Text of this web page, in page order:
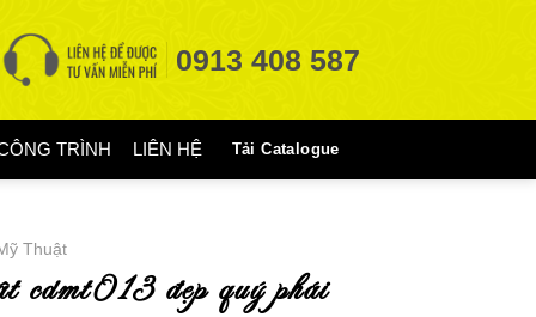
0913 408 587
TRÌNH LIÊN HỆ Tải Catalogue
Thuật
cdmt013 đẹp quý phái